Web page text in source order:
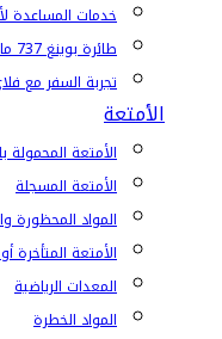
خدمات المساعدة
طائرة بوينغ 737 ماكس
تجربة السفر مع
الأمتعة
الأمتعة المحمولة
الأمتعة المسجلة
المواد المحظورة
الأمتعة المتأخرة
المعدات الرياضية
المواد الخطرة